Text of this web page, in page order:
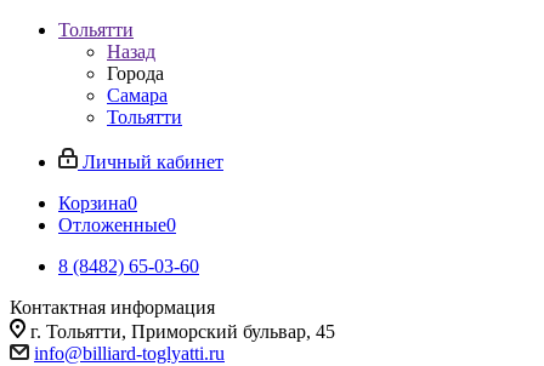
Тольятти
Назад
Города
Самара
Тольятти
Личный кабинет
Корзина0
Отложенные0
8 (8482) 65-03-60
Контактная информация
г. Тольятти, Приморский бульвар, 45
info@billiard-toglyatti.ru